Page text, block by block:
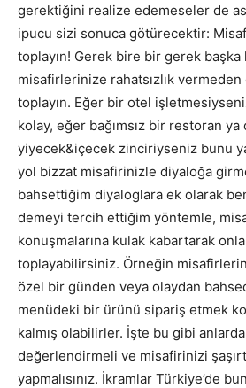
gerektiğini realize edemeseler de
ipucu sizi sonuca götürecektir:
toplayın! Gerek bire bir gerek başka
misafirlerinize rahatsızlık vermeden
toplayın. Eğer bir otel
kolay, eğer bağımsız bir restoran ya
yiyecek&içecek zinciriyseniz bunu
yol bizzat misafirinizle diyaloğa
bahsettiğim diyaloglara ek olarak
demeyi tercih ettiğim yöntemle,
konuşmalarına kulak kabartarak
toplayabilirsiniz. Örneğin
özel bir günden veya olaydan
menüdeki bir ürünü sipariş etmek
kalmış olabilirler. İşte bu gibi
değerlendirmeli ve misafirinizi
yapmalısınız. İkramlar Türkiye’de